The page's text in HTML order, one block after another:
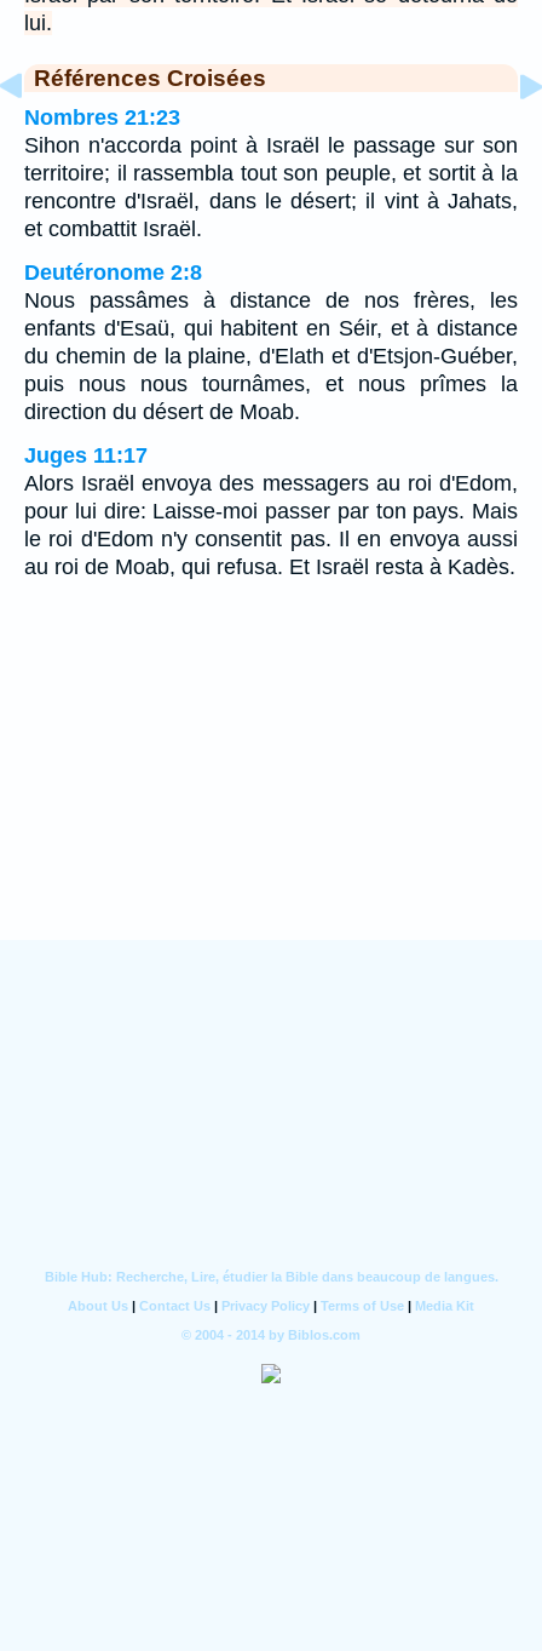
lui.
Références Croisées
Nombres 21:23
Sihon n'accorda point à Israël le passage sur son
territoire; il rassembla tout son peuple, et sortit à la
rencontre d'Israël, dans le désert; il vint à Jahats,
et combattit Israël.
Deutéronome 2:8
Nous passâmes à distance de nos frères, les
enfants d'Esaü, qui habitent en Séir, et à distance
du chemin de la plaine, d'Elath et d'Etsjon-Guéber,
puis nous nous tournâmes, et nous prîmes la
direction du désert de Moab.
Juges 11:17
Alors Israël envoya des messagers au roi d'Edom,
pour lui dire: Laisse-moi passer par ton pays. Mais
le roi d'Edom n'y consentit pas. Il en envoya aussi
au roi de Moab, qui refusa. Et Israël resta à Kadès.